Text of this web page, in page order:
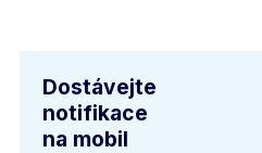
Dostávejte
notifikace
na mobil